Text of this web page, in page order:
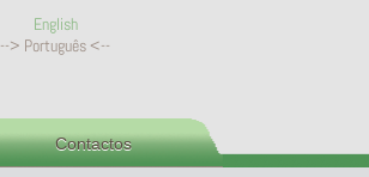
English
--> Português <--
Contactos